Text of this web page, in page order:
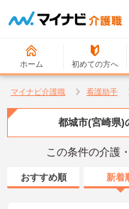
ホーム 初めての方へ
マイナビ介護職 看護助手
都城市(宮崎県)
この条件の介護
おすすめ順 新着